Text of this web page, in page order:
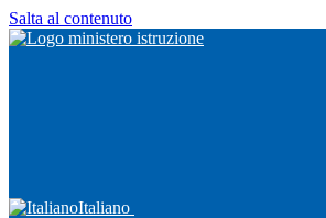
Salta al contenuto
Italiano